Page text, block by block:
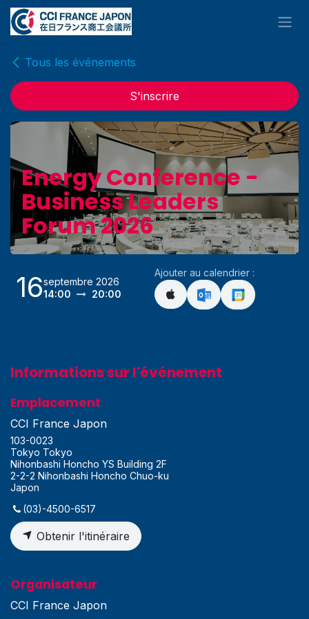
Se rendre au contenu
Tous les événements
S'inscrire
Energy Conference -
Business Leaders
Forum 2026
16septembre 2026
14:00
20:00
Ajouter au calendrier :
Informations sur l'événement
Emplacement
CCI France Japon
103-0023
Tokyo Tokyo
Nihonbashi Honcho YS Building 2F
2-2-2 Nihonbashi Honcho Chuo-ku
Japon
(03)-4500-6517
Obtenir l'itinéraire
Organisateur
CCI France Japon